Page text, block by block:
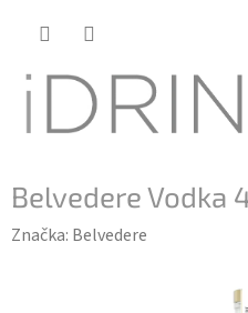
Belvedere Vodka
Značka: Belvedere